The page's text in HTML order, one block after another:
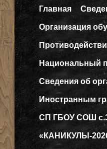
Главная
Организация
Национальный
Сведения об
Иностранным
СП ГБОУ СОШ
«КАНИКУЛЫ-